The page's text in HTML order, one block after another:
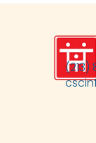
(213)